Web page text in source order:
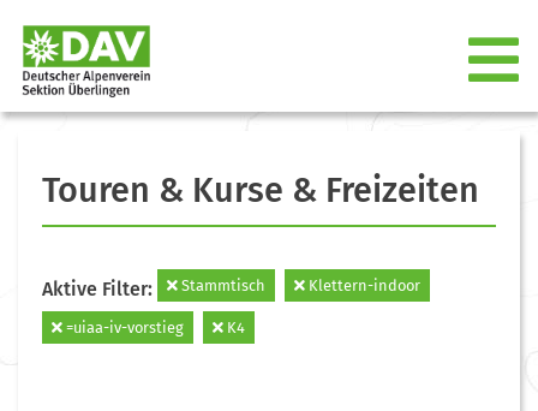
Touren & Kurse & Freizeiten
Aktive Filter: Stammtisch Klettern-indoor
=uiaa-iv-vorstieg K4